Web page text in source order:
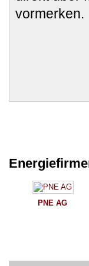
vormerken.
PNE AG